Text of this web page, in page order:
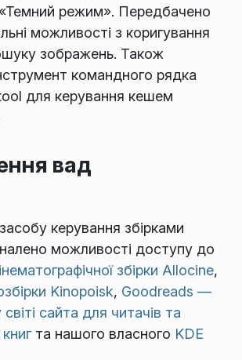
режим». Передбачено
можливості з коригування
зображень. Також
командного рядка
для керування кешем
вад
засобу керування збірками
можливості доступу до
збірки Allocine,
Kinopoisk, Goodreads —
сайта для читачів та
та нашого власного KDE